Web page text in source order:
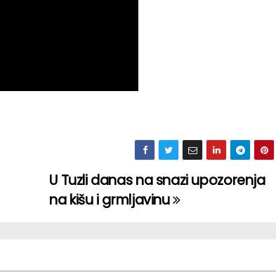
U Tuzli danas na snazi upozorenja
na kišu i grmljavinu